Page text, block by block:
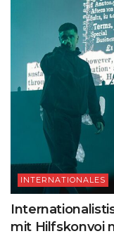
INTERNATIONALES
mit Hilfskonvoi